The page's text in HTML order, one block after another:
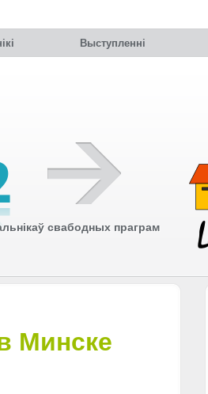
Выступленні
свабодных праграм
Минске